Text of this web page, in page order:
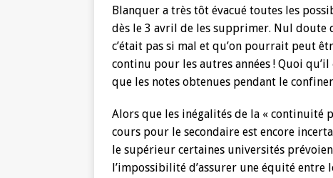
Blanquer a très tôt évacué toutes les
dès le 3 avril de les supprimer. Nul doute
c’était pas si mal et qu’on pourrait peut
continu pour les autres années ! Quoi
que les notes obtenues pendant le
Alors que les inégalités de la « continuité
cours pour le secondaire est encore
le supérieur certaines universités
l’impossibilité d’assurer une équité entre